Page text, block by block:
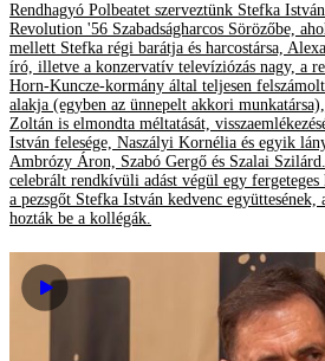
Rendhagyó Polbeatet szerveztünk Stefka
Revolution '56 Szabadságharcos Sörözőbe,
mellett Stefka régi barátja és harcostársa,
író, illetve a konzervatív televíziózás nagy, a
Horn-Kuncze-kormány által teljesen
alakja (egyben az ünnepelt akkori
Zoltán is elmondta méltatását,
István felesége, Naszályi Kornélia és egyik
Ambrózy Áron, Szabó Gergő és Szalai
celebrált rendkívüli adást végül egy fergeteges
a pezsgőt Stefka István kedvenc
hozták be a kollégák.